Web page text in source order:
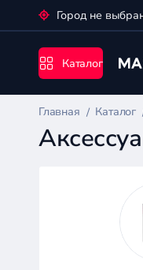
Город не
Каталог
Главная Каталог